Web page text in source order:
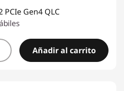
PCIe Gen4 QLC
Añadir al carrito